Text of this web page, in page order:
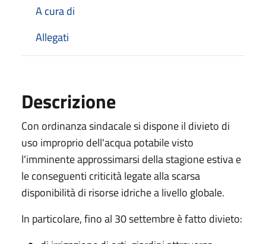
A cura di
Allegati
Descrizione
Con ordinanza sindacale si dispone il divieto di
uso improprio dell'acqua potabile visto
l'imminente approssimarsi della stagione estiva e
le conseguenti criticità legate alla scarsa
disponibilità di risorse idriche a livello globale.
In particolare, fino al 30 settembre è fatto divieto: